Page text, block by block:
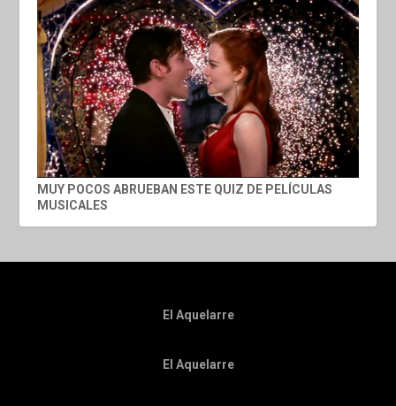
MUY POCOS ABRUEBAN ESTE QUIZ DE PELÍCULAS
MUSICALES
El Aquelarre
El Aquelarre